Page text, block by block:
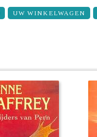
UW WINKELWAGEN